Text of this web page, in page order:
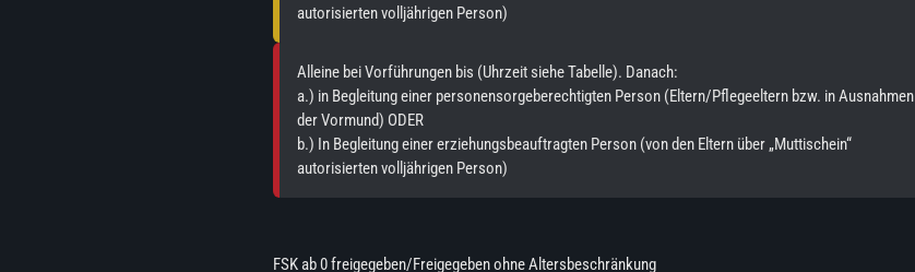
autorisierten volljährigen Person)
Alleine bei Vorführungen bis (Uhrzeit siehe Tabelle). Danach:
a.) in Begleitung einer personensorgeberechtigten Person (Eltern/Pflegeeltern bzw. in Ausnahmen
der Vormund) ODER
b.) In Begleitung einer erziehungsbeauftragten Person (von den Eltern über „Muttischein“
autorisierten volljährigen Person)
FSK ab 0 freigegeben/Freigegeben ohne Altersbeschränkung